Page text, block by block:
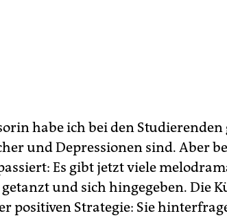
habe ich bei den Studierenden
und Depressionen sind. Aber
Es gibt jetzt viele
getanzt und sich hingegeben. Die
positiven Strategie: Sie